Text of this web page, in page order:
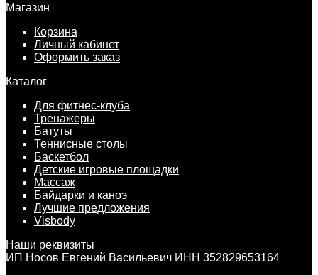
Магазин
Корзина
Личный кабинет
Оформить заказ
Каталог
Для фитнес-клуба
Тренажеры
Батуты
Теннисные столы
Баскетбол
Детские игровые площадки
Массаж
Байдарки и каноэ
Лучшие предложения
Visbody
Наши реквизиты
ИП Носов Евгений Васильевич ИНН 352829653164